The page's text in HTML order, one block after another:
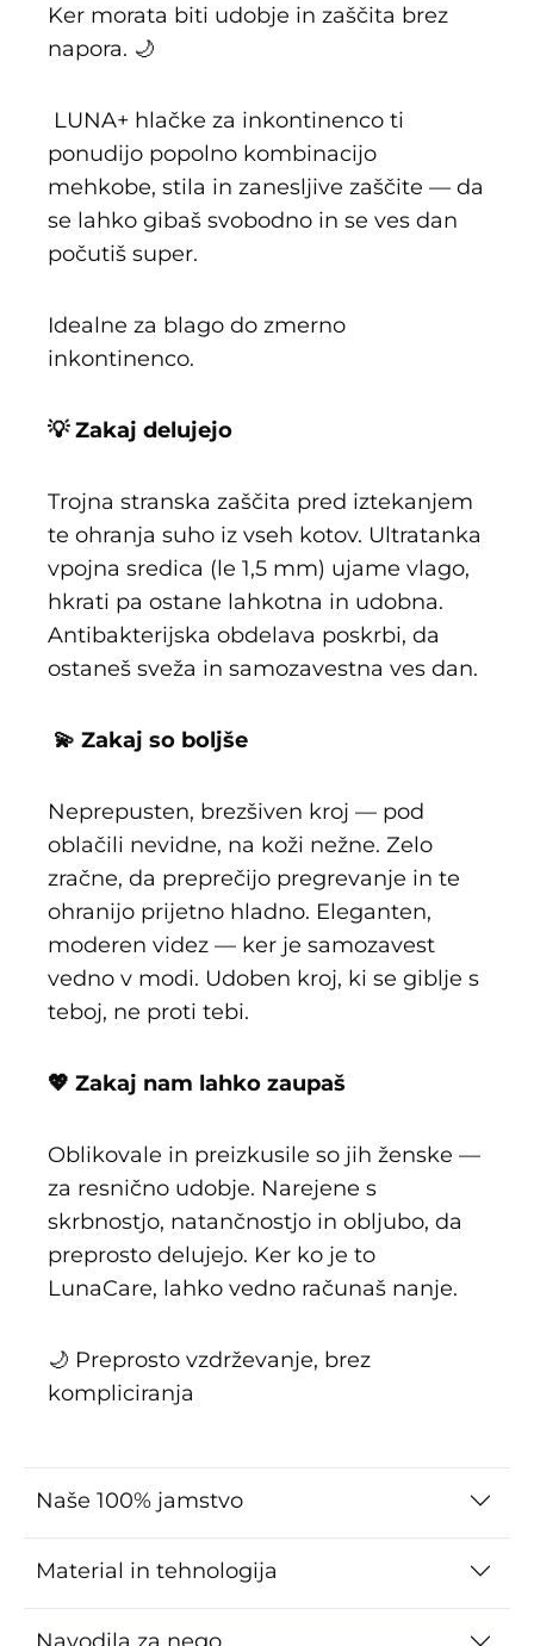
Ker morata biti udobje in zaščita brez
napora. 🌙
LUNA+ hlačke za inkontinenco ti
ponudijo popolno kombinacijo
mehkobe, stila in zanesljive zaščite — da
se lahko gibaš svobodno in se ves dan
počutiš super.
Idealne za blago do zmerno
inkontinenco.
💡 Zakaj delujejo
Trojna stranska zaščita pred iztekanjem
te ohranja suho iz vseh kotov. Ultratanka
vpojna sredica (le 1,5 mm) ujame vlago,
hkrati pa ostane lahkotna in udobna.
Antibakterijska obdelava poskrbi, da
ostaneš sveža in samozavestna ves dan.
💫 Zakaj so boljše
Neprepusten, brezšiven kroj — pod
oblačili nevidne, na koži nežne. Zelo
zračne, da preprečijo pregrevanje in te
ohranijo prijetno hladno. Eleganten,
moderen videz — ker je samozavest
vedno v modi. Udoben kroj, ki se giblje s
teboj, ne proti tebi.
💖 Zakaj nam lahko zaupaš
Oblikovale in preizkusile so jih ženske —
za resnično udobje. Narejene s
skrbnostjo, natančnostjo in obljubo, da
preprosto delujejo. Ker ko je to
LunaCare, lahko vedno računaš nanje.
🌙 Preprosto vzdrževanje, brez
kompliciranja
Naše 100% jamstvo
Material in tehnologija
Navodila za nego